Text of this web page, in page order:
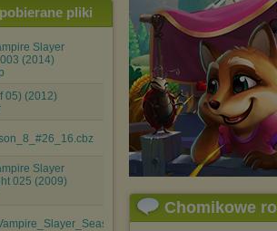
pliki
Slayer
(2014)
05) (2012)
Slayer
025 (2009)
Chomikowe